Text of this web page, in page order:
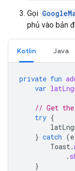
Gọi
phủ vào bản
Kotlin Java
private fun
var
// Get
try {
} catch (e
Toast.
.
}